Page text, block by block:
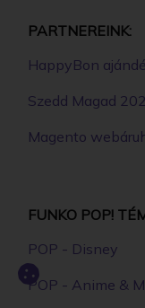
PARTNEREINK:
HappyBon
Szedd Magad
Magento
FUNKO POP!
POP - Disney
POP - Anime &